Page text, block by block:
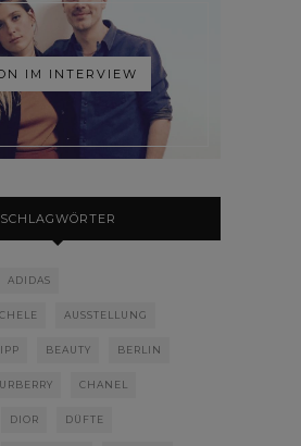
IM INTERVIEW
SCHLAGWÖRTER
ADIDAS
AUSSTELLUNG
BEAUTY BERLIN
CHANEL
DIOR DÜFTE